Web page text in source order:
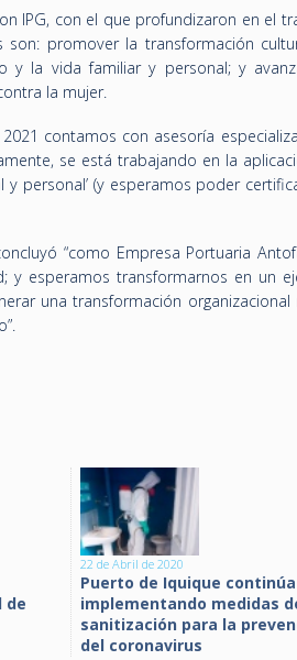
IPG, con el que profundizaron en el
promover la transformación
y la vida familiar y personal; y
la mujer.
contamos con asesoría
se está trabajando en la
personal’ (y esperamos poder
“como Empresa Portuaria
y esperamos transformarnos en un
una transformación organizacional
de
22 de Abril de 2020
Puerto de Iquique continúa
implementando medidas
sanitización para la
del coronavirus